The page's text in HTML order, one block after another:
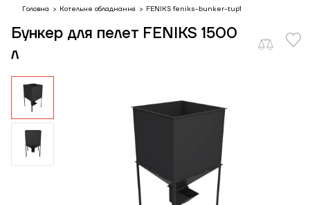
Об'єкти
Монтаж
Клієнтам
Статті
Контакти
Головна > Котельне обладнання > FENIKS feniks-bunker-tup1
Бункер для пелет FENIKS 1500
л